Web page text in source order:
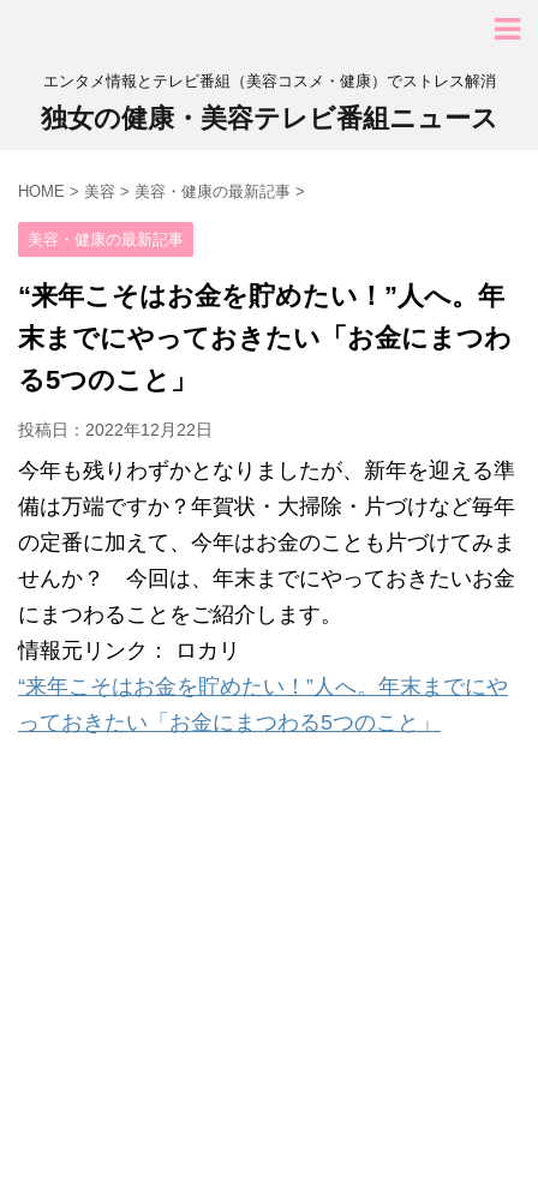
エンタメ情報とテレビ番組（美容コスメ・健康）でストレス解消
独女の健康・美容テレビ番組ニュース
HOME > 美容 > 美容・健康の最新記事 >
美容・健康の最新記事
“来年こそはお金を貯めたい！”人へ。年
末までにやっておきたい「お金にまつわ
る5つのこと」
投稿日： 2022年12月22日
今年も残りわずかとなりましたが、新年を迎える準
備は万端ですか？年賀状・大掃除・片づけなど毎年
の定番に加えて、今年はお金のことも片づけてみま
せんか？ 今回は、年末までにやっておきたいお金
にまつわることをご紹介します。
情報元リンク： ロカリ
“来年こそはお金を貯めたい！”人へ。年末までにや
っておきたい「お金にまつわる5つのこと」